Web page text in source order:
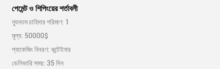
পেমেন্ট ও শিপিংয়ের শর্তাবলী
ন্যূনতম চাহিদার পরিমাণ: 1
মূল্য: 50000$
প্যাকেজিং বিবরণ: কন্টেইনার
ডেলিভারি সময়: 35 দিন